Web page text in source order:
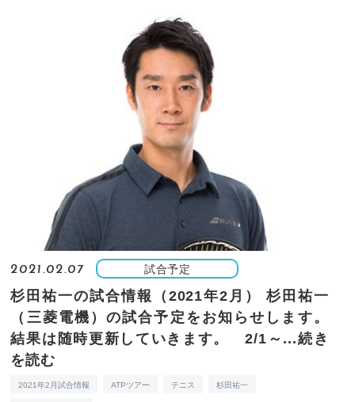
2021.02.07 試合予定
杉田祐一の試合情報（2021年2月）
杉田祐一
（三菱電機）の試合予定をお知らせします。
結果は随時更新していきます。 2/1～...続き
を読む
2021年2月試合情報 ATPツアー テニス 杉田祐一